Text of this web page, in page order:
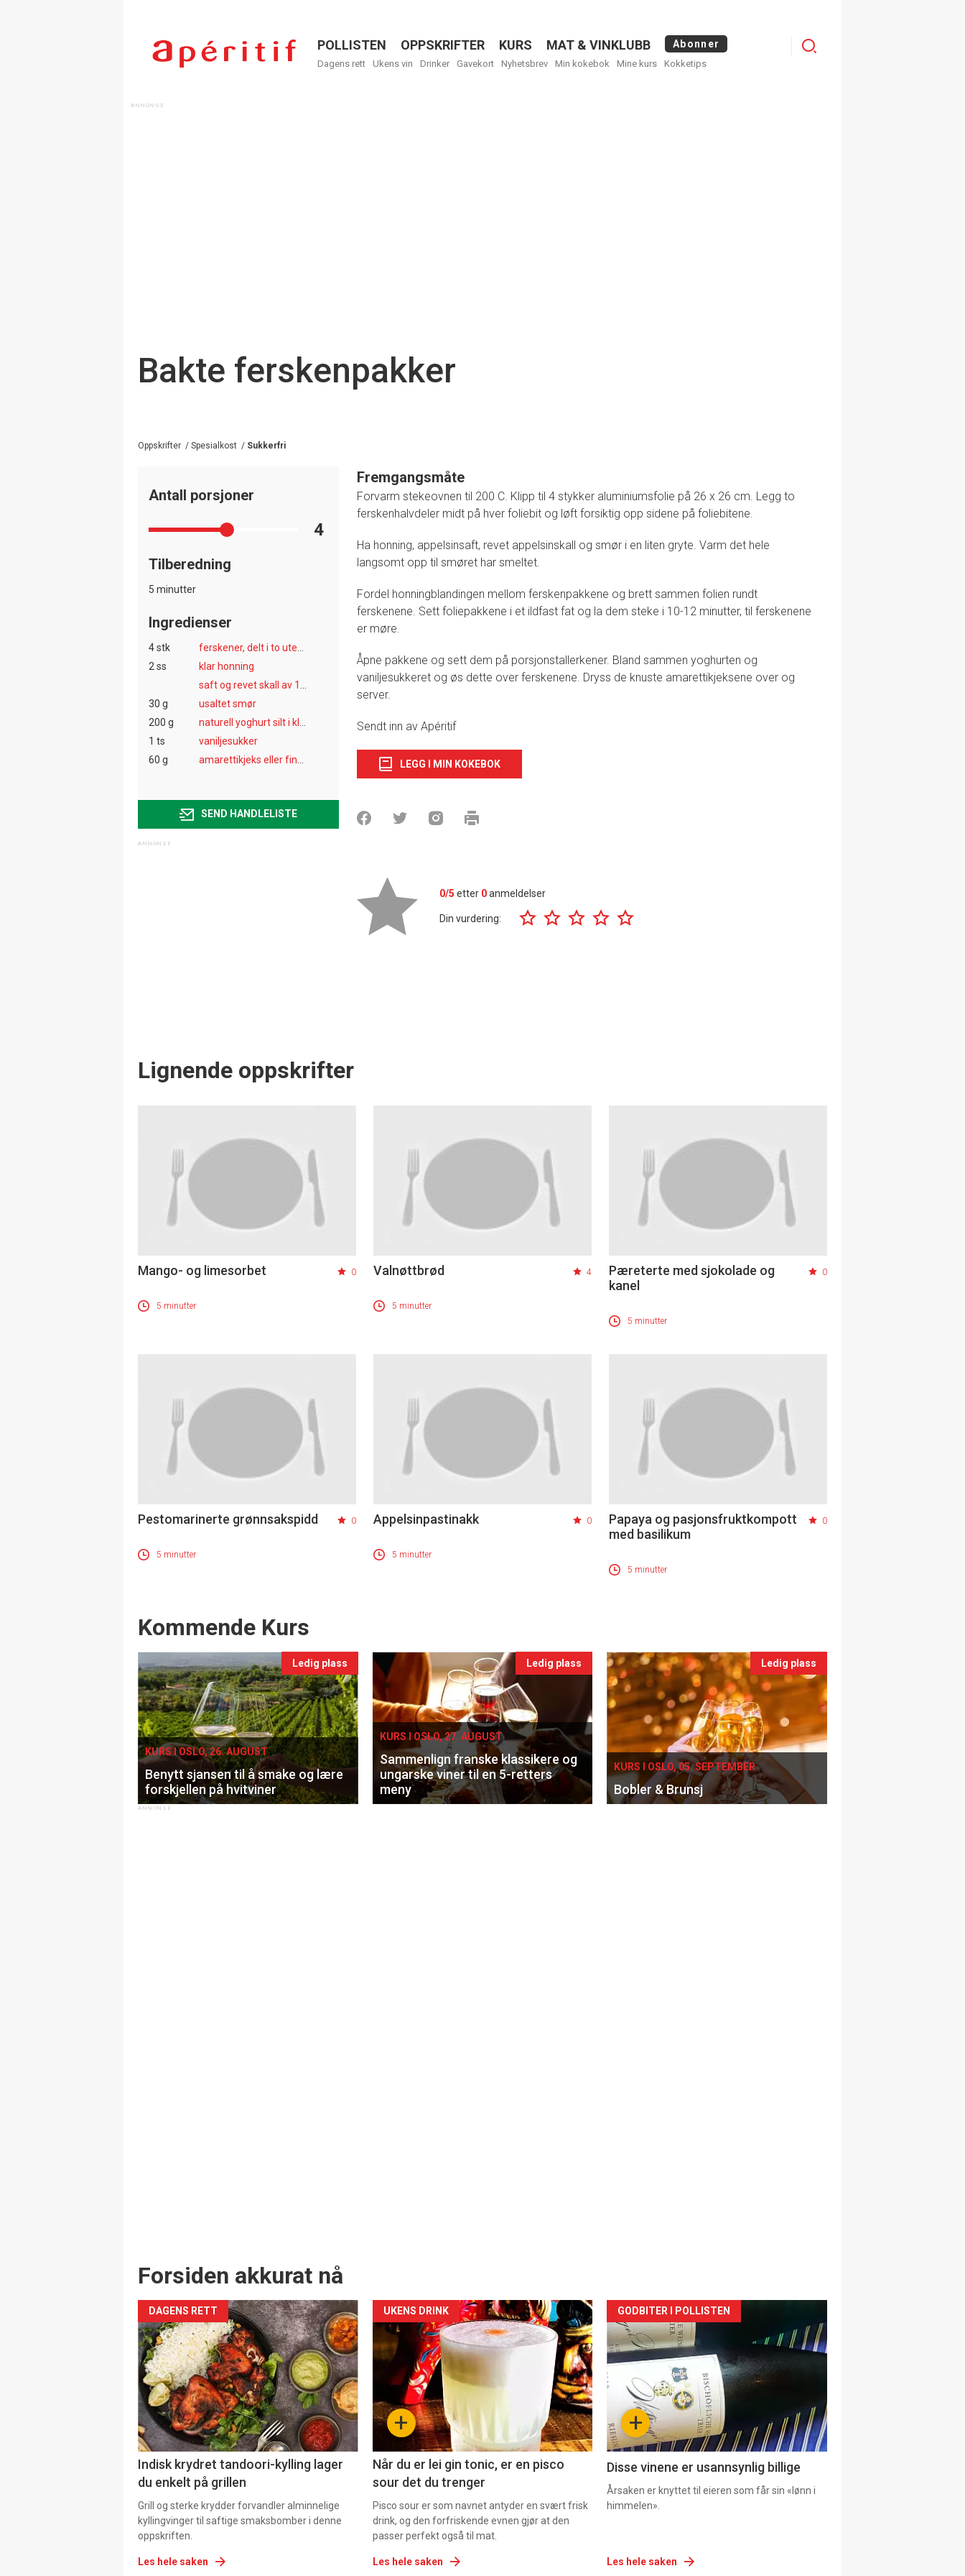
Menu
POLLISTEN OPPSKRIFTER KURS MAT & VINKLUBB Abonner
Dagens rett Ukens vin Drinker Gavekort Nyhetsbrev Min kokebok Mine kurs Kokketips
Logg
Bakte ferskenpakker
Oppskrifter / Spesialkost / Sukkerfri
Antall porsjoner
4
Tilberedning
5 minutter
Ingredienser
4 stk
2 ss
klar honning
30 g
usaltet smør
200 g
1 ts
vaniljesukker
60 g
SEND HANDLELISTE
Fremgangsmåte
Forvarm stekeovnen til 200 C. Klipp til 4 stykker aluminiumsfolie på 26 x 26 cm. Legg to
ferskenhalvdeler midt på hver foliebit og løft forsiktig opp sidene på foliebitene.
Ha honning, appelsinsaft, revet appelsinskall og smør i en liten gryte. Varm det hele
langsomt opp til smøret har smeltet.
Fordel honningblandingen mellom ferskenpakkene og brett sammen folien rundt
ferskenene. Sett foliepakkene i et ildfast fat og la dem steke i 10-12 minutter, til ferskenene
er møre.
Åpne pakkene og sett dem på porsjonstallerkener. Bland sammen yoghurten og
vaniljesukkeret og øs dette over ferskenene. Dryss de knuste amarettikjeksene over og
server.
Sendt inn av Apéritif
LEGG I MIN KOKEBOK
0/5 etter 0anmeldelser
Din vurdering:
Lignende oppskrifter
Mango- og limesorbet 0
5 minutter
Valnøttbrød 4
5 minutter
Pæreterte med sjokolade og
kanel
0
5 minutter
Pestomarinerte grønnsakspidd 0
5 minutter
Appelsinpastinakk 0
5 minutter
Papaya og pasjonsfruktkompott
med basilikum
0
5 minutter
Events
Kommende Kurs
Ledig plass
KURS I OSLO, 26. AUGUST
Benytt sjansen til å smake og lære
forskjellen på hvitviner
Ledig plass
KURS I OSLO, 27. AUGUST
Sammenlign franske klassikere og
ungarske viner til en 5-retters
meny
Ledig plass
KURS I OSLO, 05. SEPTEMBER
Bobler & Brunsj
Forsiden akkurat nå
DAGENS RETT
Indisk krydret tandoori-kylling lager
du enkelt på grillen
Grill og sterke krydder forvandler alminnelige
kyllingvinger til saftige smaksbomber i denne
oppskriften.
Les hele saken
Forsiden
akkurat
nå
-
+
UKENS DRINK
Når du er lei gin tonic, er en pisco
sour det du trenger
Pisco sour er som navnet antyder en svært frisk
drink, og den forfriskende evnen gjør at den
passer perfekt også til mat.
Les hele saken
Forsiden
akkurat
nå
3 +
GODBITER I POLLISTEN
Disse vinene er usannsynlig billige
Årsaken er knyttet til eieren som får sin «lønn i
himmelen».
Les hele saken